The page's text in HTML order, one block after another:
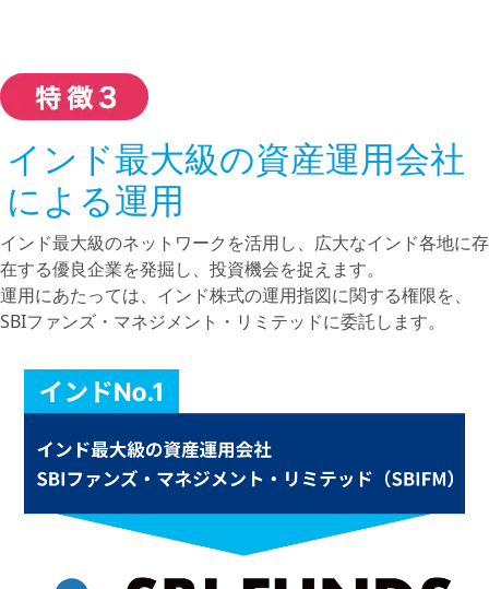
インド最大級の資産運用会社
による運用
インド最大級のネットワークを活用し、広大なインド各地に存
在する優良企業を発掘し、投資機会を捉えます。
運用にあたっては、インド株式の運用指図に関する権限を、
SBIファンズ・マネジメント・リミテッドに委託します。